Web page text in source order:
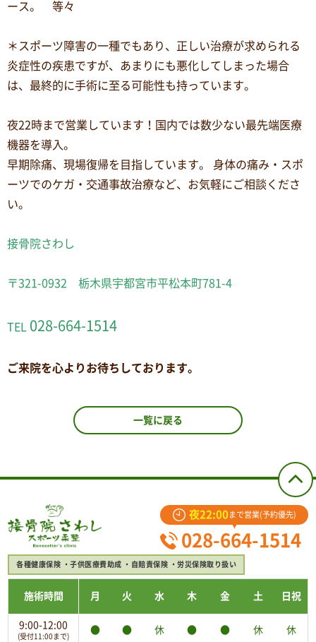
ース。 等々
＊スポーツ障害の一種でもあり、正しい治療が求められる
炎症性の疾患ですが、あまりにも悪化してしまった場合
は、最終的に手術に至る可能性も持っています。
夜22時まで営業しています！国内では数少ない最先端医療
機器を導入。
早期除痛、現場復帰を目指しています。 身体の痛み・スポ
ーツでのケガ・交通事故治療など、お気軽にご相談くださ
い。
接骨院さわし
〒321-0932 栃木県宇都宮市平松本町781-4
TEL 028-664-1514
ご来院を心よりお待ちしております。
一覧に戻る
夜22:00 まで営業(予約優先)
028-664-1514
各種健康保険 子供医療費助成 自賠責保険 労災保険取り扱い
施術時間 月 火 水 木 金 土 日祝
9:00-12:00
(受付11:00まで)
● ● 休 ● ● 休 休